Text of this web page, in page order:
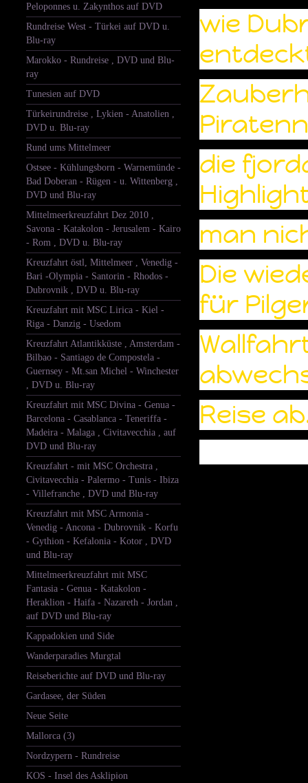
Peloponnes u. Zakynthos auf DVD
Rundreise West - Türkei auf DVD u.
Blu-ray
Marokko - Rundreise , DVD und Blu-
ray
Tunesien auf DVD
Türkeirundreise , Lykien - Anatolien ,
DVD u. Blu-ray
Rund ums Mittelmeer
Ostsee - Kühlungsborn - Warnemünde -
Bad Doberan - Rügen - u. Wittenberg ,
DVD und Blu-ray
Mittelmeerkreuzfahrt Dez 2010 ,
Savona - Katakolon - Jerusalem - Kairo
- Rom , DVD u. Blu-ray
Kreuzfahrt östl, Mittelmeer , Venedig -
Bari -Olympia - Santorin - Rhodos -
Dubrovnik , DVD u. Blu-ray
Kreuzfahrt mit MSC Lirica - Kiel -
Riga - Danzig - Usedom
Kreuzfahrt Atlantikküste , Amsterdam -
Bilbao - Santiago de Compostela -
Guernsey - Mt.san Michel - Winchester
, DVD u. Blu-ray
Kreuzfahrt mit MSC Divina - Genua -
Barcelona - Casablanca - Teneriffa -
Madeira - Malaga , Civitavecchia , auf
DVD und Blu-ray
Kreuzfahrt - mit MSC Orchestra ,
Civitavecchia - Palermo - Tunis - Ibiza
- Villefranche , DVD und Blu-ray
Kreuzfahrt mit MSC Armonia -
Venedig - Ancona - Dubrovnik - Korfu
- Gythion - Kefalonia - Kotor , DVD
und Blu-ray
Mittelmeerkreuzfahrt mit MSC
Fantasia - Genua - Katakolon -
Heraklion - Haifa - Nazareth - Jordan ,
auf DVD und Blu-ray
Kappadokien und Side
Wanderparadies Murgtal
Reiseberichte auf DVD und Blu-ray
Gardasee, der Süden
Neue Seite
Mallorca (3)
Nordzypern - Rundreise
KOS - Insel des Asklipion
wie
die
man
Die
für
Reise